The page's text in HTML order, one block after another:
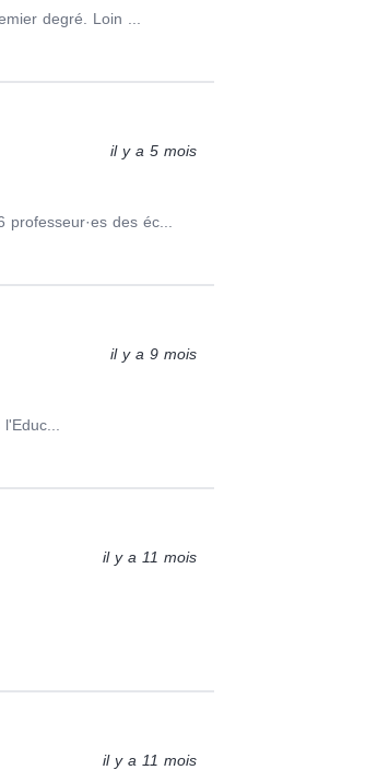
degré. Loin ...
il y a 5 mois
des éc...
il y a 9 mois
il y a 11 mois
il y a 11 mois